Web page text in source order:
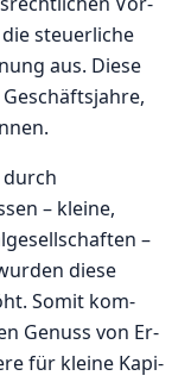
steuerliche
aus. Diese
– kleine,
–
diese
Somit kom­
Ge­nuss von Er­
für klei­ne Ka­pi­